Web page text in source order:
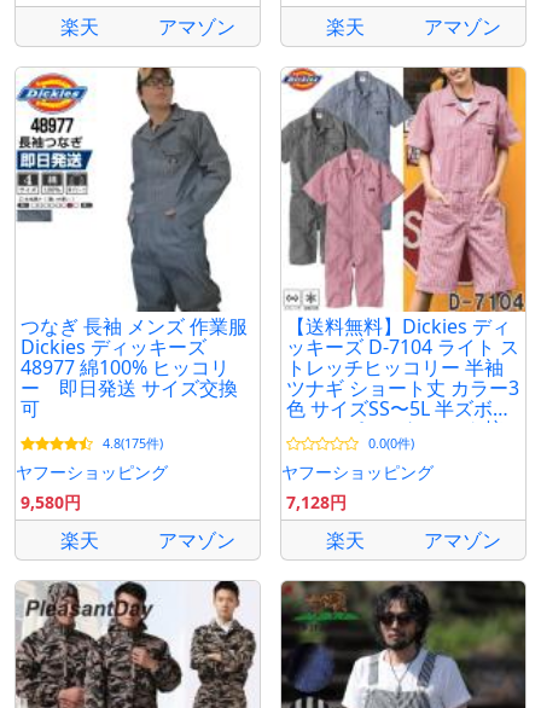
楽天 アマゾン 楽天 アマゾン
つなぎ 長袖 メンズ 作業服
Dickies ディッキーズ
48977 綿100% ヒッコリ
ー 即日発送 サイズ交換
可
4.8(175件)
ヤフーショッピング
9,580円
楽天 アマゾン
【送料無料】Dickies ディ
ッキーズ D-7104 ライト ス
トレッチヒッコリー 半袖
ツナギ ショート丈 カラー3
色 サイズSS〜5L 半ズボン
ハーフパンツトレッチ 接
触冷感 0.0(0件)
ヤフーショッピング
7,128円
楽天 アマゾン